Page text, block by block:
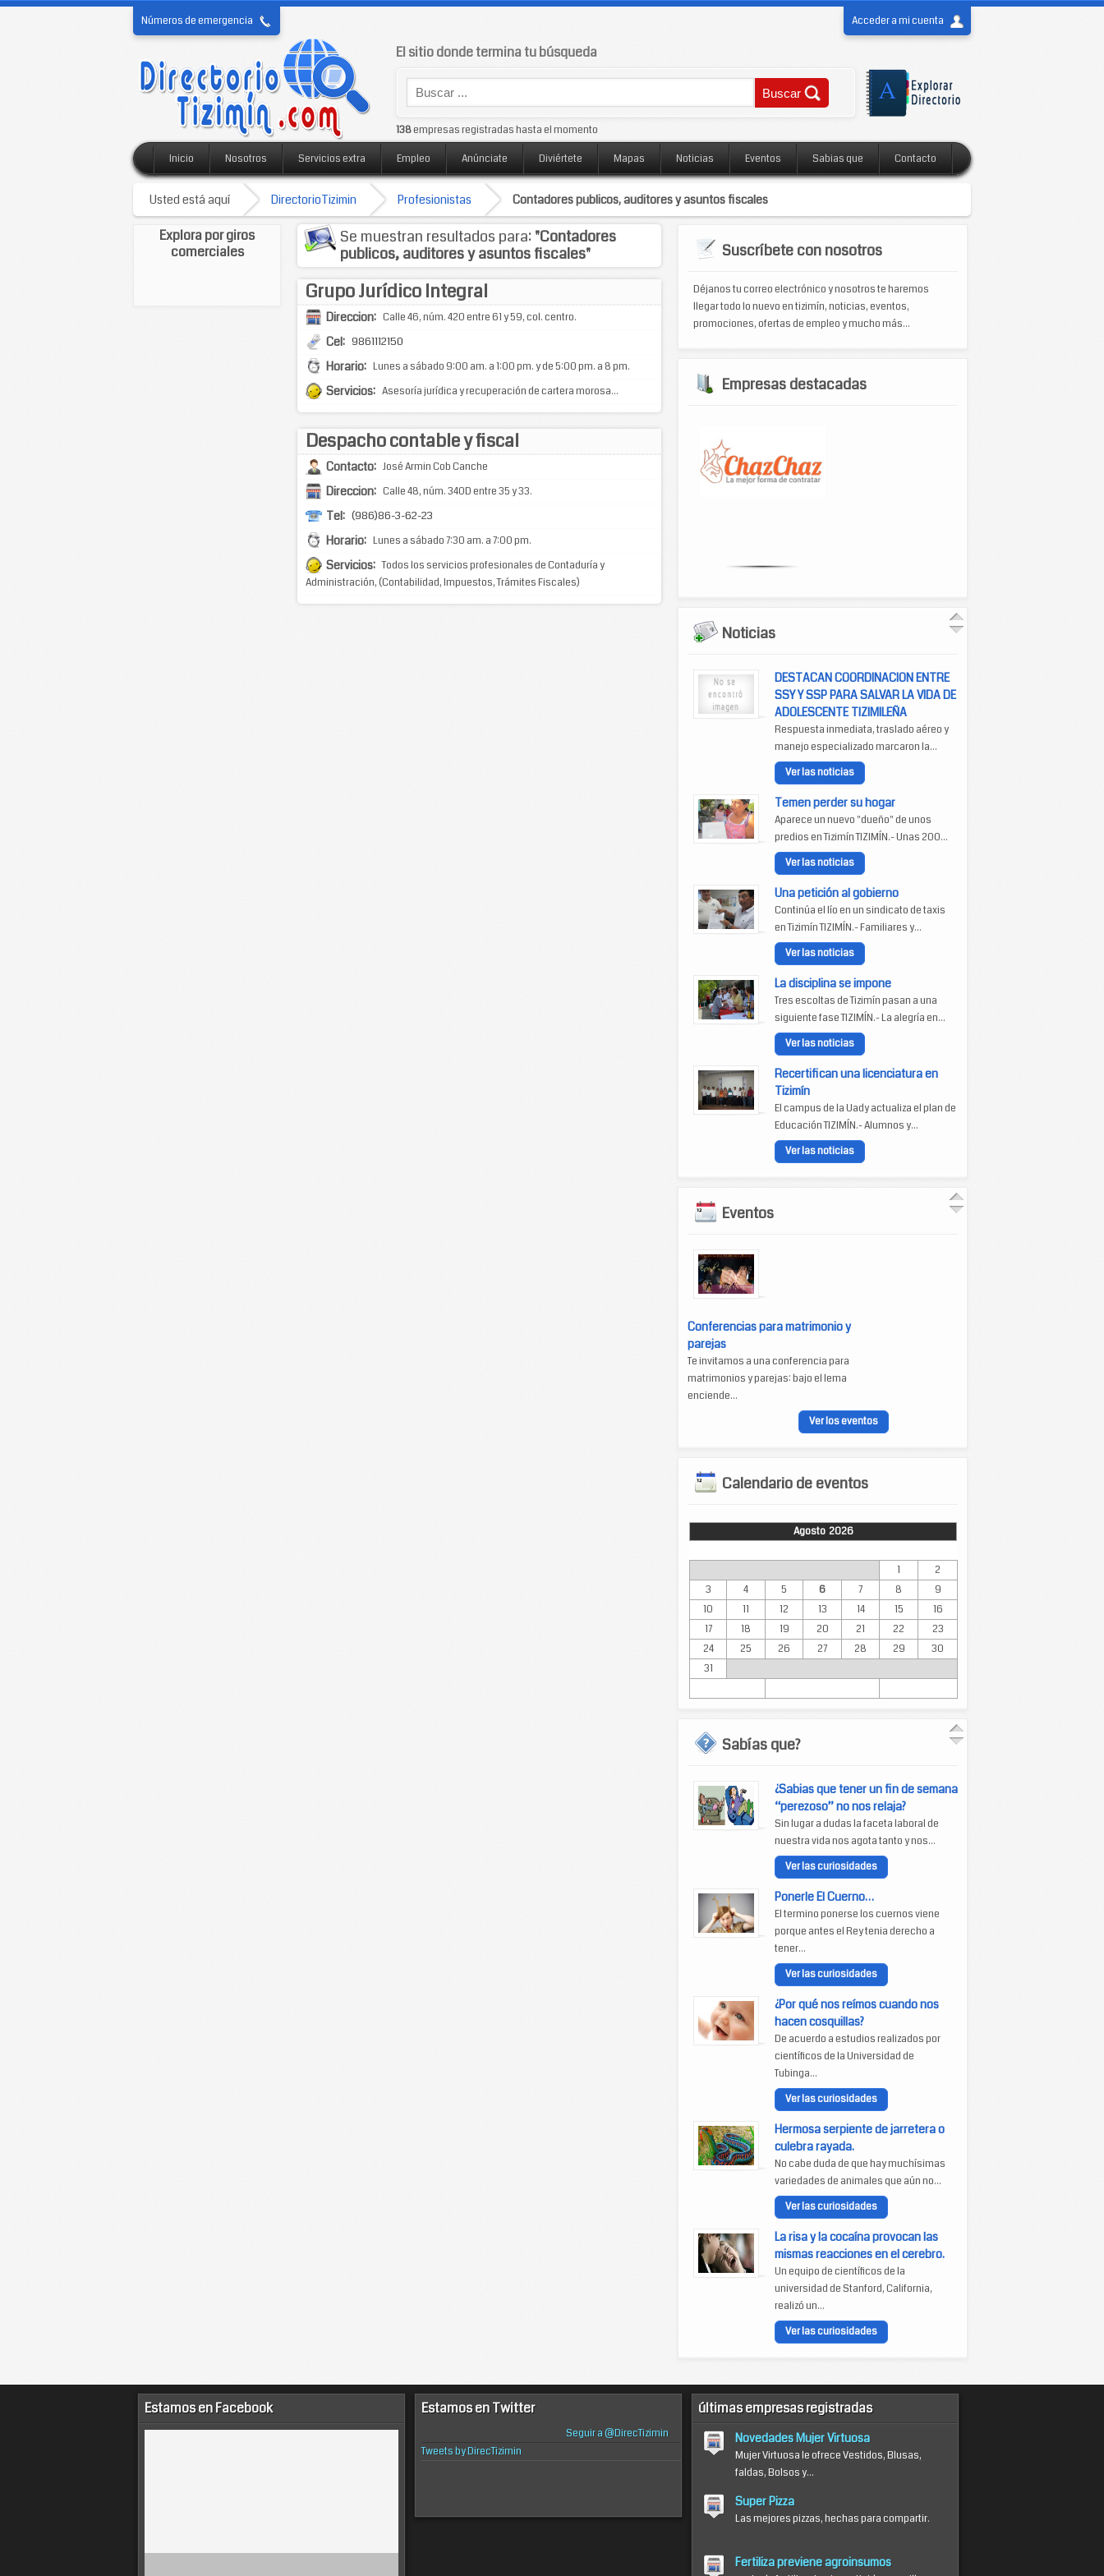
Números de emergencia Acceder a mi cuenta
El sitio donde termina tu búsqueda
138empresas registradas hasta el momento
Inicio Nosotros Servicios extra Empleo Anúnciate Diviértete Mapas Noticias Eventos Sabias que Contacto
Usted está aquí DirectorioTizimin Profesionistas Contadores publicos, auditores y asuntos fiscales
Explora por giros
comerciales
Se muestran resultados para: "Contadores
publicos, auditores y asuntos fiscales"
Grupo Jurídico Integral
Direccion: Calle 46, núm. 420 entre 61 y 59, col. centro.
Cel: 9861112150
Horario: Lunes a sábado 9:00 am. a 1:00 pm. y de 5:00 pm. a 8 pm.
Servicios: Asesoría jurídica y recuperación de cartera morosa...
Despacho contable y fiscal
Contacto: José Armin Cob Canche
Direccion: Calle 48, núm. 340D entre 35 y 33.
Tel: (986)86-3-62-23
Horario: Lunes a sábado 7:30 am. a 7:00 pm.
Servicios: Todos los servicios profesionales de Contaduría y
Administración, (Contabilidad, Impuestos, Trámites Fiscales)
Suscríbete con nosotros
Déjanos tu correo electrónico y nosotros te haremos
llegar todo lo nuevo en tizimín, noticias, eventos,
promociones, ofertas de empleo y mucho más...
Empresas destacadas
Noticias
DESTACAN COORDINACION ENTRE
SSY Y SSP PARA SALVAR LA VIDA DE
ADOLESCENTE TIZIMILEÑA
Respuesta inmediata, traslado aéreo y
manejo especializado marcaron la...
Ver las noticias
Temen perder su hogar
Aparece un nuevo "dueño" de unos
predios en Tizimín TIZIMÍN.- Unas 200...
Ver las noticias
Una petición al gobierno
Continúa el lío en un sindicato de taxis
en Tizimín TIZIMÍN.- Familiares y...
Ver las noticias
La disciplina se impone
Tres escoltas de Tizimín pasan a una
siguiente fase TIZIMÍN.- La alegría en...
Ver las noticias
Recertifican una licenciatura en
Tizimín
El campus de la Uady actualiza el plan de
Educación TIZIMÍN.- Alumnos y...
Ver las noticias
Eventos
Conferencias para matrimonio y
parejas
Te invitamos a una conferencia para
matrimonios y parejas: bajo el lema
enciende...
Ver los eventos
Calendario de eventos
Agosto 2026
1
2
3
4 5 6 7 8
9
10
11 12 13 14 15
16
17
18 19 20 21 22
23
24
25 26 27 28 29
30
31
Sabías que?
¿Sabias que tener un fin de semana
“perezoso” no nos relaja?
Sin lugar a dudas la faceta laboral de
nuestra vida nos agota tanto y nos...
Ver las curiosidades
Ponerle El Cuerno…
El termino ponerse los cuernos viene
porque antes el Rey tenia derecho a
tener...
Ver las curiosidades
¿Por qué nos reímos cuando nos
hacen cosquillas?
De acuerdo a estudios realizados por
científicos de la Universidad de
Tubinga...
Ver las curiosidades
Hermosa serpiente de jarretera o
culebra rayada.
No cabe duda de que hay muchísimas
variedades de animales que aún no...
Ver las curiosidades
La risa y la cocaína provocan las
mismas reacciones en el cerebro.
Un equipo de científicos de la
universidad de Stanford, California,
realizó un...
Ver las curiosidades
Estamos en Facebook Estamos en Twitter
Seguir a @DirecTizimin
Tweets by DirecTizimin
últimas empresas registradas
Novedades Mujer Virtuosa
Mujer Virtuosa le ofrece Vestidos, Blusas,
faldas, Bolsos y...
Super Pizza
Las mejores pizzas, hechas para compartir.
Fertiliza previene agroinsumos